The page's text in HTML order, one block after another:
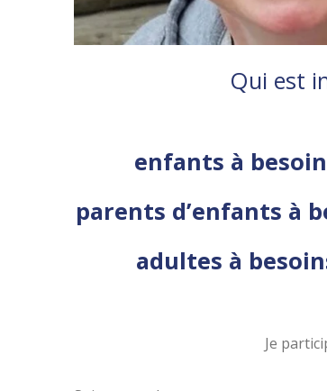
Qui est
enfants à
parents d’enfants à
adultes à
Je